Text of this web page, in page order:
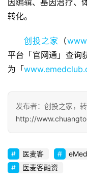
融
道
观
察
初
创
企
因编辑、基因治疗、
转化。
创投之家 （
平台「官网通」查询
为「
发布者：创投之家，
http://
医麦客
医麦客融资